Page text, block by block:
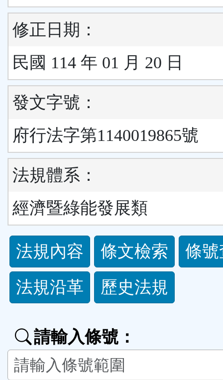
修正日期：
民國 114 年 01 月 20 日
發文字號：
府行法字第1140019865號
法規體系：
經濟暨綠能發展類
法
規
功
按
鈕
法規內容 條文檢索
條
法規沿革
歷史法規
請輸入條號：